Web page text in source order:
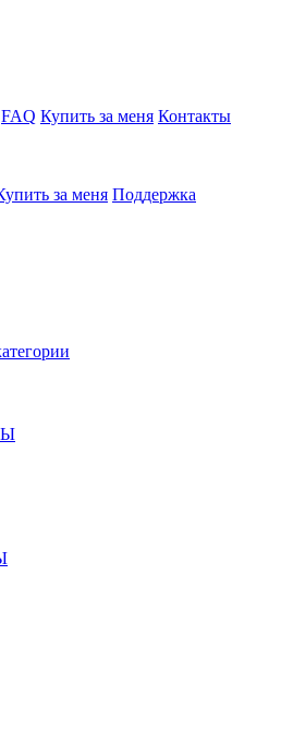
FAQ Купить за меня Контакты
за меня Поддержка